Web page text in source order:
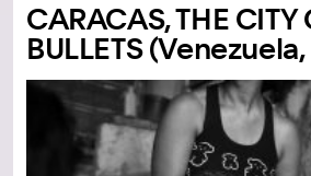
CARACAS, THE CITY
BULLETS